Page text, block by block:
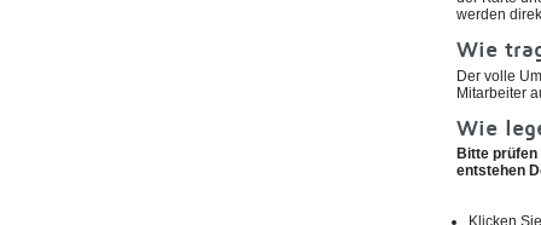
werden
Wie
Der volle
Mitarbeiter
Wie
Bitte
entstehen
Klicken